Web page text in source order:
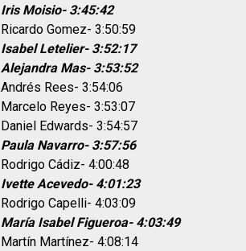
Iris Moisio- 3:45:42
Ricardo Gomez- 3:50:59
Isabel Letelier- 3:52:17
Alejandra Mas- 3:53:52
Andrés Rees- 3:54:06
Marcelo Reyes- 3:53:07
Daniel Edwards- 3:54:57
Paula Navarro- 3:57:56
Rodrigo Cádiz- 4:00:48
Ivette Acevedo- 4:01:23
Rodrigo Capelli- 4:03:09
María Isabel Figueroa- 4:03:49
Martín Martínez- 4:08:14